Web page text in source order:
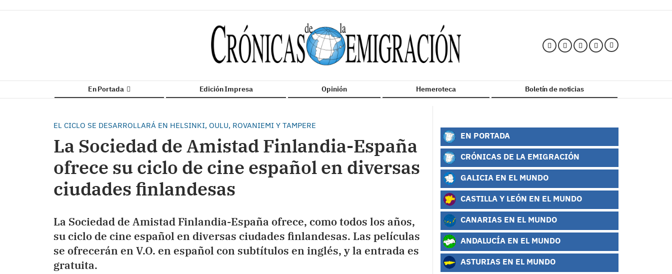
En Portada Edición Impresa Opinión Hemeroteca Boletín de noticias
EL CICLO SE DESARROLLARÁ EN HELSINKI, OULU, ROVANIEMI Y TAMPERE
La Sociedad de Amistad Finlandia-España
ofrece su ciclo de cine español en diversas
ciudades finlandesas
​La Sociedad de Amistad Finlandia-España ofrece, como todos los años,
su ciclo de cine español en diversas ciudades finlandesas. Las películas
se ofrecerán en V.O. en español con subtítulos en inglés, y la entrada es
gratuita.
EN PORTADA
CRÓNICAS DE LA EMIGRACIÓN
GALICIA EN EL MUNDO
CASTILLA Y LEÓN EN EL MUNDO
CANARIAS EN EL MUNDO
ANDALUCÍA EN EL MUNDO
ASTURIAS EN EL MUNDO